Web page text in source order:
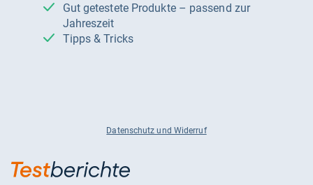
Gut getestete Produkte – passend zur
Jahreszeit
Tipps & Tricks
Datenschutz und Widerruf